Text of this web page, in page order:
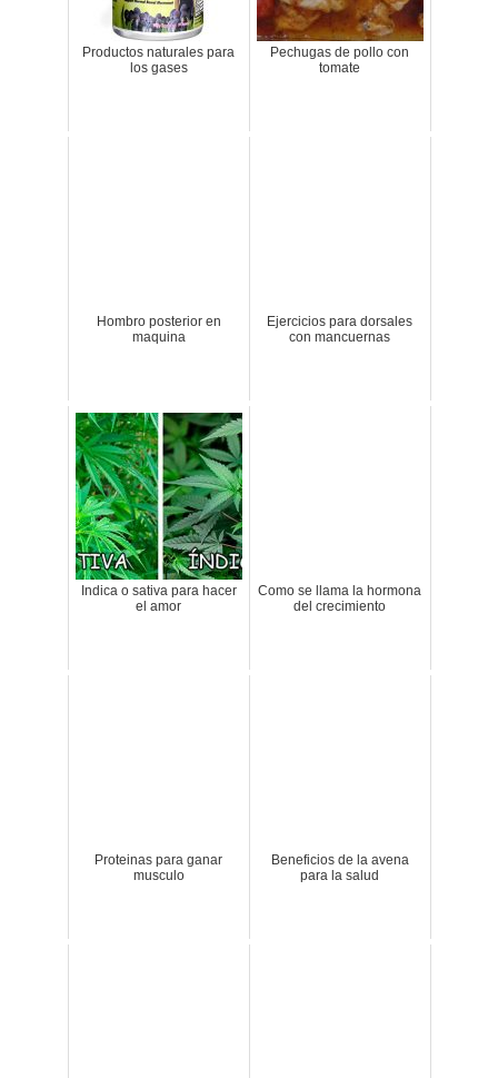
Productos naturales para
los gases
Pechugas de pollo con
tomate
Hombro posterior en
maquina
Ejercicios para dorsales
con mancuernas
Indica o sativa para hacer
el amor
Como se llama la hormona
del crecimiento
Proteinas para ganar
musculo
Beneficios de la avena
para la salud